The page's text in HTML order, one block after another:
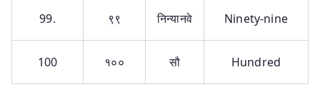
99. ९९ निन्यानवे Ninety-nine
100 १०० सौ Hundred